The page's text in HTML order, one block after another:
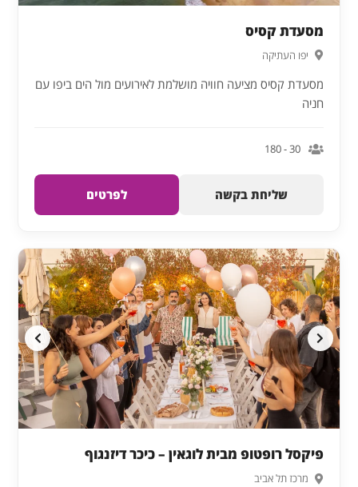
מסעדת קסיס
יפו העתיקה
מסעדת קסיס מציעה חוויה מושלמת לאירועים מול הים ביפו עם
חניה
30 - 180
שליחת בקשה לפרטים
פיקסל רופטופ מבית לוגאין – כיכר דיזנגוף
מרכז תל אביב